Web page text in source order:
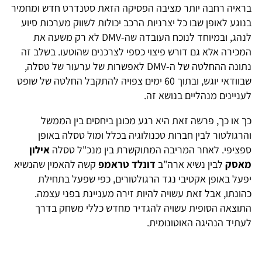
בראיה רחבה יותר מציבה הפסיקה הזאת סטנדרט חדש ומחמיר
בנוגע לאופן שבו כל יצרניות הרכב יכולות לשווק מערכות סיוע
לנהג, ובמיוחד לנוכח העובדה שה-DMV לא רק משעה את
המכירה אלא גם דורש פיצוי כספי לצרכנים שהוטעו. בשלב זה
נתונה ההחלטה של ה-DMV לאפשרות של ערעור של טסלה,
שבוודאי יוגש, ובתוך 60 ימים צפויה להתקבל החלטה של שופט
לעניינים מנהליים בנושא זה.
כך או כך, פרשה זאת היא רגע מכונן ביחסים בין הממשל
והרגולטור לבין חברות טכנולוגיה בכלל ומול טסלה באופן
ספציפי. לאחר המריבה המתוקשרת בין מנכ"ל טסלה אילון
מאסק לבין נשיא ארה"ב דונלד טראמפ קשה להאמין שהנשיא
יפעל באופן אקטיבי נגד הרגולטורים, כפי שפעל בתחילת
כהונתו, אבל זאת עשויה להיות זירה מעניינת בפני עצמה.
התוצאה הסופית עשויה להגדיר מחדש כללי משחק בדרך
לעתיד הנהיגה האוטונומית.